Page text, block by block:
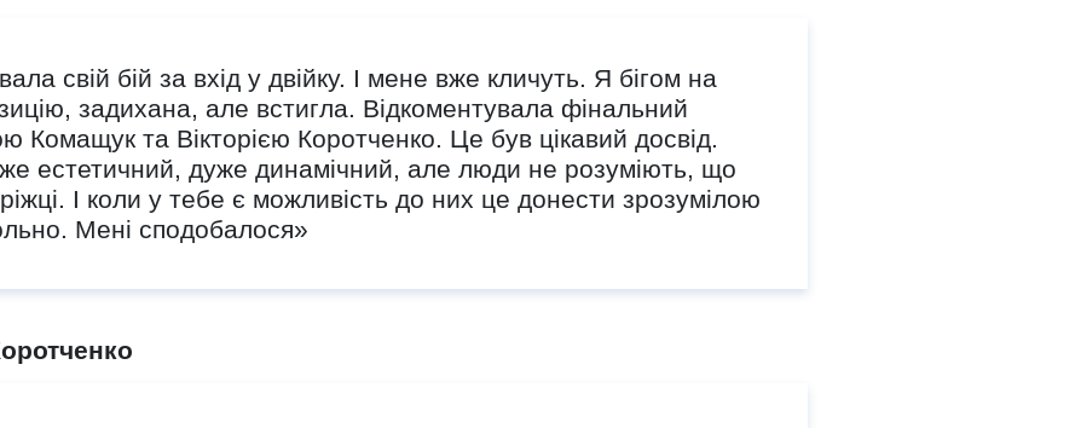
свій бій за вхід у двійку. І мене вже кличуть. Я бігом на
задихана, але встигла. Відкоментувала фінальний
Комащук та Вікторією Коротченко. Це був цікавий досвід.
естетичний, дуже динамічний, але люди не розуміють, що
І коли у тебе є можливість до них це донести зрозумілою
Мені сподобалося»